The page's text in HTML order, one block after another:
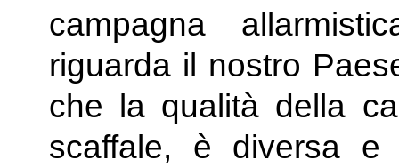
campagna
riguarda il nostro
che la qualità della
scaffale, è diversa